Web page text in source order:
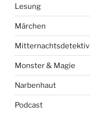
Lesung
Märchen
Mitternachtsdetektiv
Monster & Magie
Narbenhaut
Podcast